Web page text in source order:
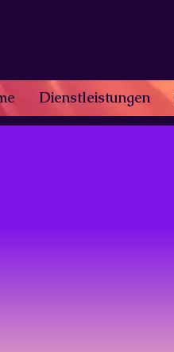
Dienstleistungen